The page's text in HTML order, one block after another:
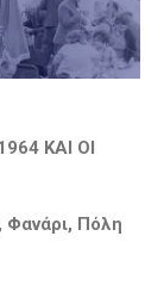
ΚΑΙ ΟΙ
Φανάρι, Πόλη